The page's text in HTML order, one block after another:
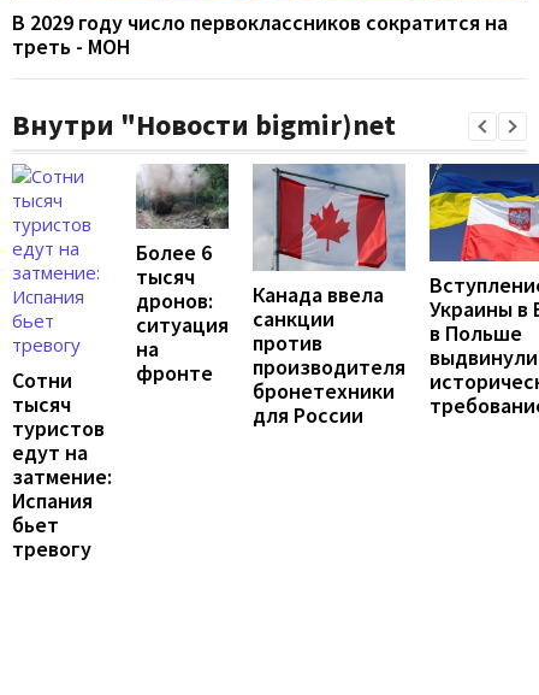
В 2029 году число первоклассников сократится на
треть - МОН
Внутри "Новости bigmir)net
Сотни
тысяч
туристов
едут на
затмение:
Испания
бьет
тревогу
Более 6
тысяч
дронов:
ситуация
на
фронте
Канада ввела
санкции
против
производителя
бронетехники
для России
Украины в
в Польше
выдвинули